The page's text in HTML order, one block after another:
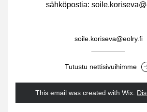
sähköpostia:
soile.koriseva@eolry.fi
Tutustu nettisivuihimme
This email was created with Wix.